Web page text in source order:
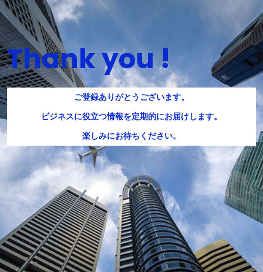
Thank you !
ご登録ありがとうございます。
ビジネスに役立つ情報を定期的にお届けします。
楽しみにお待ちください。